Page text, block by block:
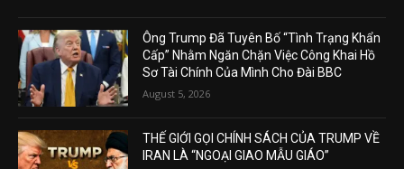
Ông Trump Đã Tuyên Bố “Tình Trạng Khẩn
Cấp” Nhằm Ngăn Chặn Việc Công Khai Hồ
Sơ Tài Chính Của Mình Cho Đài BBC
August 5, 2026
THẾ GIỚI GỌI CHÍNH SÁCH CỦA TRUMP VỀ
IRAN LÀ “NGOẠI GIAO MẪU GIÁO”